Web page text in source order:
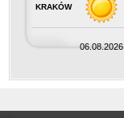
KRAKÓW
06.08.2026